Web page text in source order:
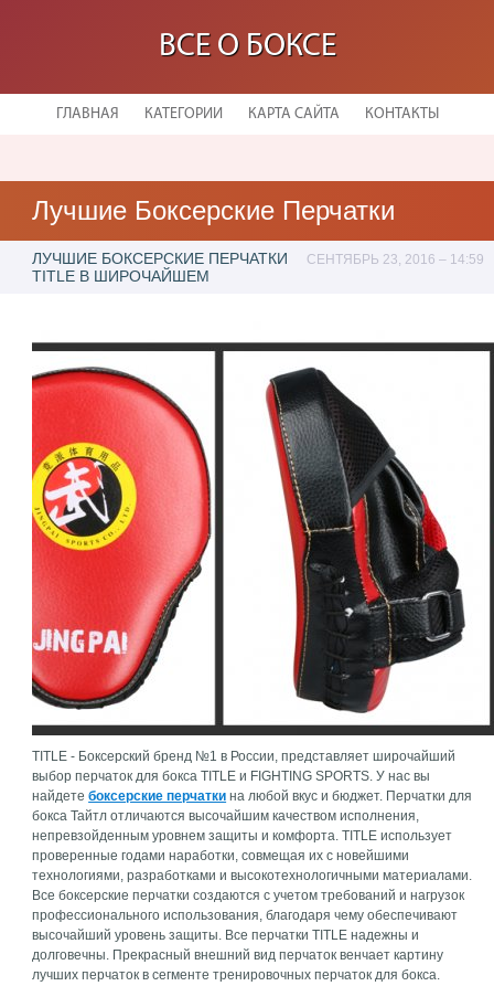
ВСЕ О БОКСЕ
ГЛАВНАЯ КАТЕГОРИИ КАРТА САЙТА КОНТАКТЫ
Лучшие Боксерские Перчатки
ЛУЧШИЕ БОКСЕРСКИЕ ПЕРЧАТКИ
TITLE В ШИРОЧАЙШЕМ
СЕНТЯБРЬ 23, 2016 – 14:59
TITLE - Боксерский бренд №1 в Росcии, представляет широчайший
выбор перчаток для бокса TITLE и FIGHTING SPORTS. У нас вы
найдетебоксерские перчатки на любой вкус и бюджет. Перчатки для
бокса Тайтл отличаются высочайшим качеством исполнения,
непревзойденным уровнем защиты и комфорта. TITLE использует
проверенные годами наработки, совмещая их с новейшими
технологиями, разработками и высокотехнологичными материалами.
Все боксерские перчатки создаются с учетом требований и нагрузок
профессионального использования, благодаря чему обеспечивают
высочайший уровень защиты. Все перчатки TITLE надежны и
долговечны. Прекрасный внешний вид перчаток венчает картину
лучших перчаток в сегменте тренировочных перчаток для бокса.